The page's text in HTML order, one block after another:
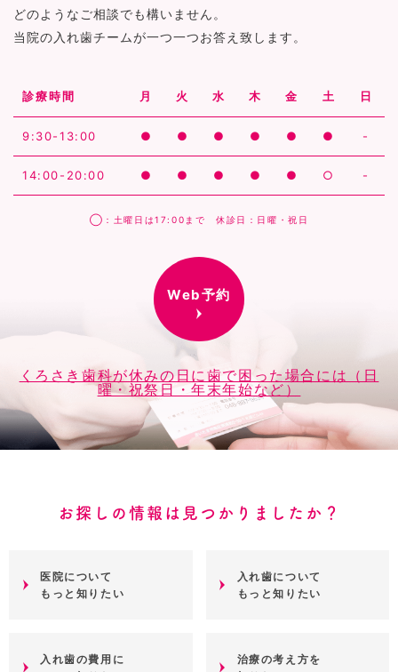
どのようなご相談でも構いません。
当院の入れ歯チームが一つ一つお答え致します。
診療時間 月 火 水 木 金 土 日
9:30-13:00 ● ● ● ● ● ● -
14:00-20:00 ● ● ● ● ● ○ -
◯：土曜日は17:00まで 休診日：日曜・祝日
Web予約
くろさき歯科が休みの日に歯で困った場合には（日
曜・祝祭日・年末年始など）
お探しの情報は見つかりましたか？
医院について
もっと知りたい
入れ歯について
もっと知りたい
入れ歯の費用に
治療の考え方を